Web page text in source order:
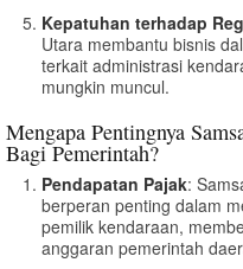
Kepatuhan terhadap
Utara membantu bisnis
terkait administrasi
mungkin muncul.
Mengapa Pentingnya
Bagi Pemerintah?
Pendapatan Pajak:
berperan penting dalam
pemilik kendaraan,
anggaran pemerintah